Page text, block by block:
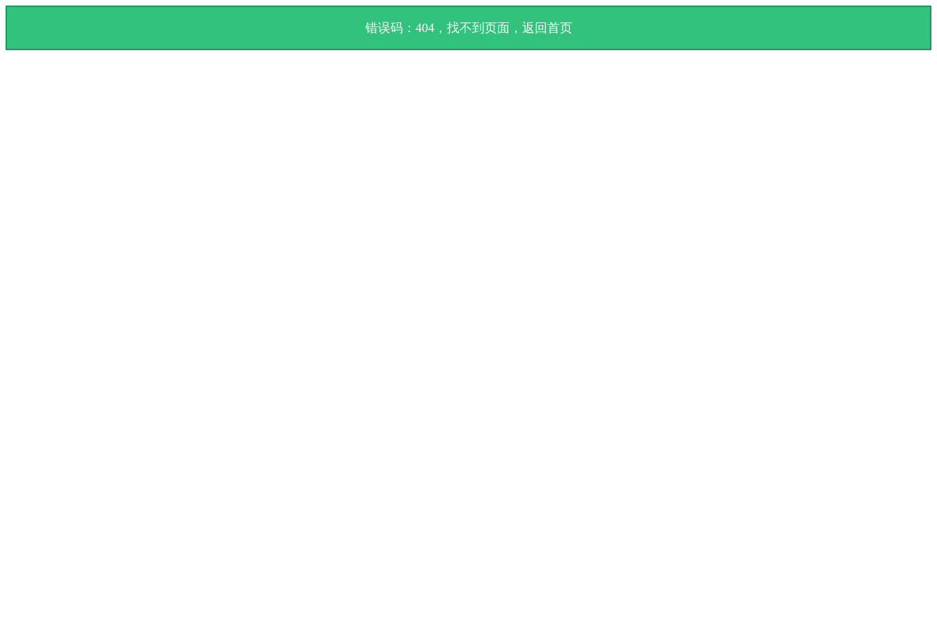
错误码：404，找不到页面， 返回首页